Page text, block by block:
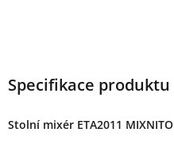
Specifikace produktu
Stolní mixér ETA2011 MIXNITO